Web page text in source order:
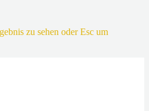
zu sehen oder Esc um